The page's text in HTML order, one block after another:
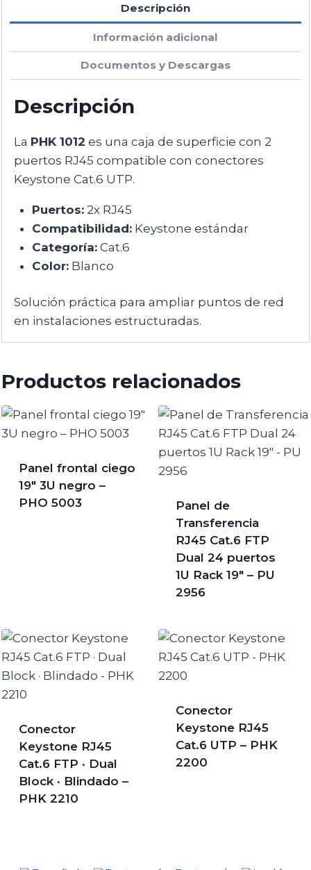
Descripción
Información adicional
Documentos y Descargas
Descripción
La PHK 1012 es una caja de superficie con 2
puertos RJ45 compatible con conectores
Keystone Cat.6 UTP.
Puertos:2x RJ45
Compatibilidad:Keystone estándar
Categoría:Cat.6
Color:Blanco
Solución práctica para ampliar puntos de red
en instalaciones estructuradas.
Productos relacionados
Panel frontal ciego
19″ 3U negro –
PHO 5003
Panel de
Transferencia
RJ45 Cat.6 FTP
Dual 24 puertos
1U Rack 19″ – PU
2956
Conector
Keystone RJ45
Cat.6 FTP · Dual
Block · Blindado –
PHK 2210
Conector
Keystone RJ45
Cat.6 UTP – PHK
2200